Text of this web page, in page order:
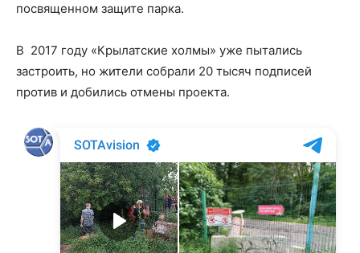
посвященном защите парка.
В 2017 году «Крылатские холмы» уже пытались
застроить, но жители собрали 20 тысяч подписей
против и добились отмены проекта.